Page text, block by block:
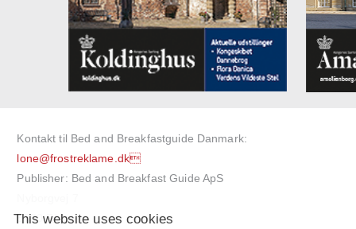
Kontakt til Bed and Breakfastguide Danmark:
lone@frostreklame.dk
Publisher: Bed and Breakfast Guide ApS
5750 Ringe
This website uses cookies